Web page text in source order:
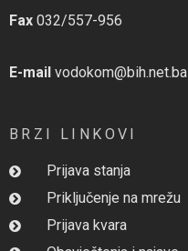
Fax 032/557-956
E-mail vodokom@bih.net.ba
BRZI LINKOVI
Prijava stanja
Priključenje na mrežu
Prijava kvara